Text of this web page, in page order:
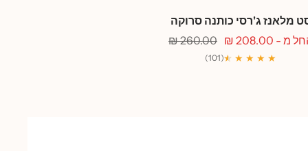
מלאנז ג'רסי כותנה סרוקה
מ - 208.00 ₪
מחיר
רגיל
260.00 ₪
★ ★ ★ ★
★
★
(101)